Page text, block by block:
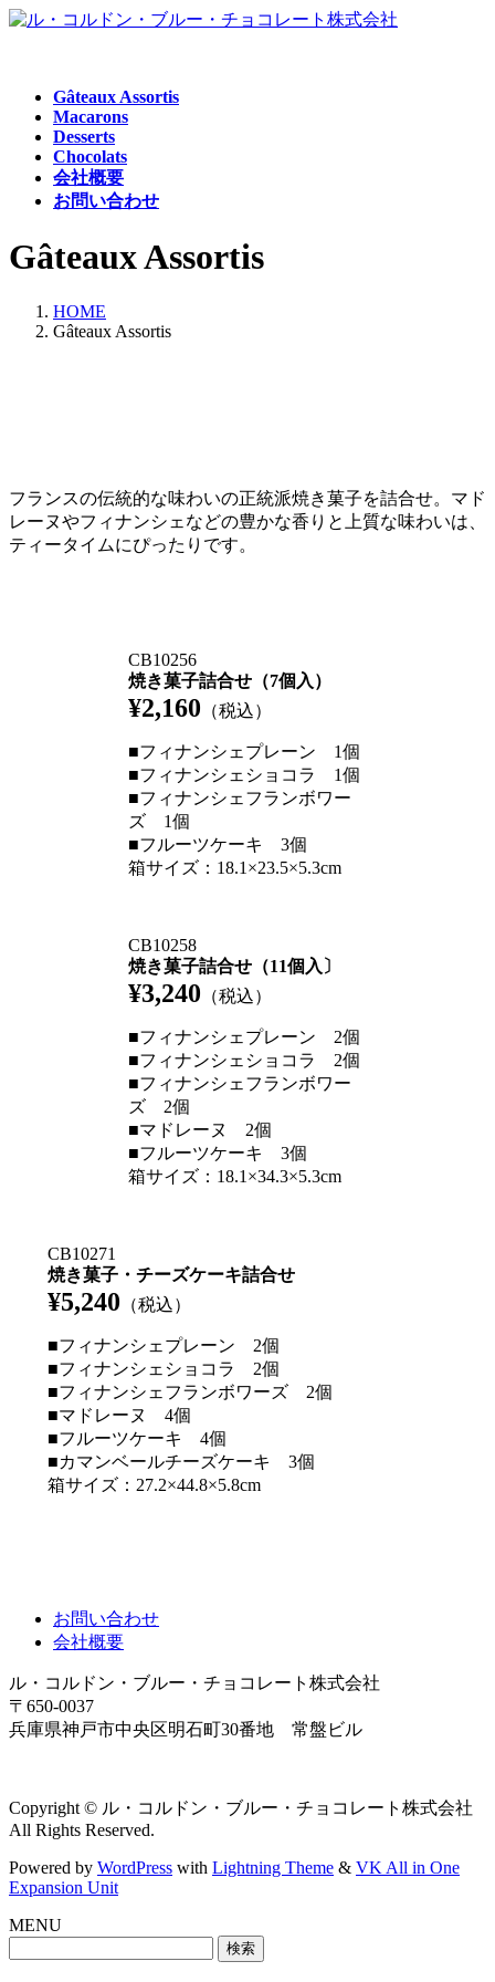
コ
ナ
Gâteaux Assortis
Macarons
Desserts
Chocolats
会社概要
お問い合わせ
Gâteaux Assortis
HOME
Gâteaux Assortis
フランスの伝統的な味わいの正統派焼き菓子を詰合せ。マド
レーヌやフィナンシェなどの豊かな香りと上質な味わいは、
ティータイムにぴったりです。
CB10256
焼き菓子詰合せ（7個入）
¥2,160 （税込）
■フィナンシェプレーン 1個
■フィナンシェショコラ 1個
■フィナンシェフランボワー
ズ 1個
■フルーツケーキ 3個
箱サイズ：18.1×23.5×5.3cm
CB10258
焼き菓子詰合せ（11個入〕
¥3,240 （税込）
■フィナンシェプレーン 2個
■フィナンシェショコラ 2個
■フィナンシェフランボワー
ズ 2個
■マドレーヌ 2個
■フルーツケーキ 3個
箱サイズ：18.1×34.3×5.3cm
CB10271
焼き菓子・チーズケーキ詰合せ
¥5,240 （税込）
■フィナンシェプレーン 2個
■フィナンシェショコラ 2個
■フィナンシェフランボワーズ 2個
■マドレーヌ 4個
■フルーツケーキ 4個
■カマンベールチーズケーキ 3個
箱サイズ：27.2×44.8×5.8cm
お問い合わせ
会社概要
ル・コルドン・ブルー・チョコレート株式会社
〒650-0037
兵庫県神戸市中央区明石町30番地 常盤ビル
Copyright © ル・コルドン・ブルー・チョコレート株式会社
All Rights Reserved.
Powered by WordPress with Lightning Theme & VK All in One
Expansion Unit
MENU